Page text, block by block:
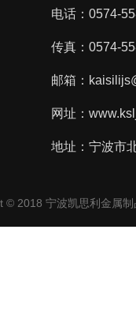
电话：0574-
传真：0574-
邮箱：
网址：
地址：宁波市
© 2018 宁波凯思利金属